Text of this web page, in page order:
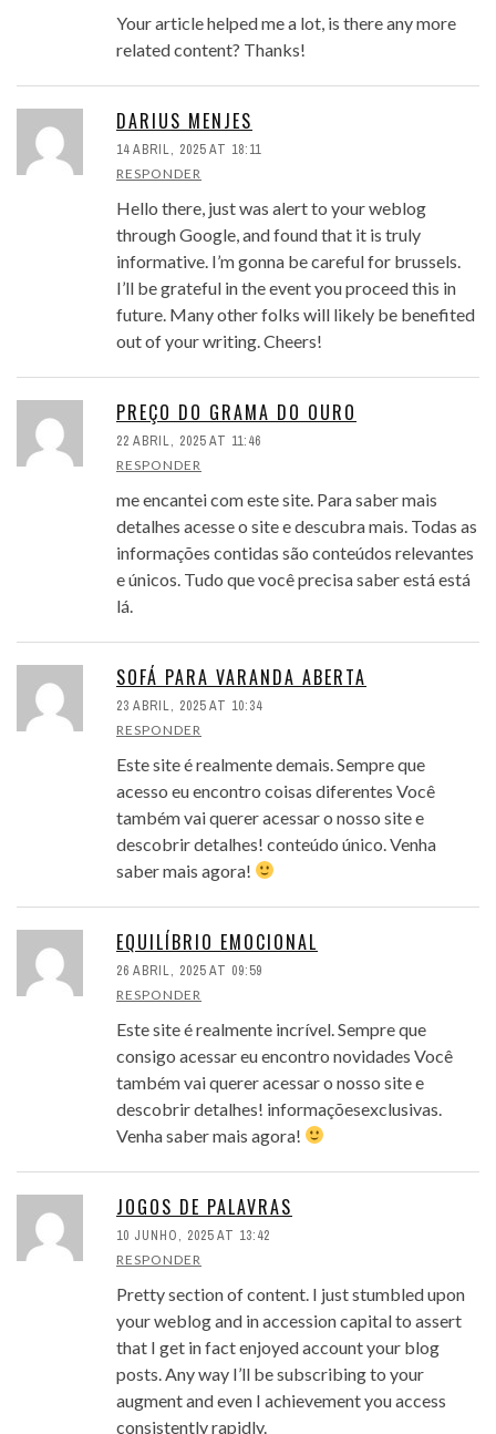
Your article helped me a lot, is there any more
related content? Thanks!
DARIUS MENJES
14 ABRIL, 2025 AT 18:11
RESPONDER
Hello there, just was alert to your weblog
through Google, and found that it is truly
informative. I’m gonna be careful for brussels.
I’ll be grateful in the event you proceed this in
future. Many other folks will likely be benefited
out of your writing. Cheers!
PREÇO DO GRAMA DO OURO
22 ABRIL, 2025 AT 11:46
RESPONDER
me encantei com este site. Para saber mais
detalhes acesse o site e descubra mais. Todas as
informações contidas são conteúdos relevantes
e únicos. Tudo que você precisa saber está está
lá.
SOFÁ PARA VARANDA ABERTA
23 ABRIL, 2025 AT 10:34
RESPONDER
Este site é realmente demais. Sempre que
acesso eu encontro coisas diferentes Você
também vai querer acessar o nosso site e
descobrir detalhes! conteúdo único. Venha
saber mais agora!
EQUILÍBRIO EMOCIONAL
26 ABRIL, 2025 AT 09:59
RESPONDER
Este site é realmente incrível. Sempre que
consigo acessar eu encontro novidades Você
também vai querer acessar o nosso site e
descobrir detalhes! informaçõesexclusivas.
Venha saber mais agora!
JOGOS DE PALAVRAS
10 JUNHO, 2025 AT 13:42
RESPONDER
Pretty section of content. I just stumbled upon
your weblog and in accession capital to assert
that I get in fact enjoyed account your blog
posts. Any way I’ll be subscribing to your
augment and even I achievement you access
consistently rapidly.